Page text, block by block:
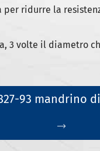
per ridurre la
3 volte il diametro
93 mandrino
